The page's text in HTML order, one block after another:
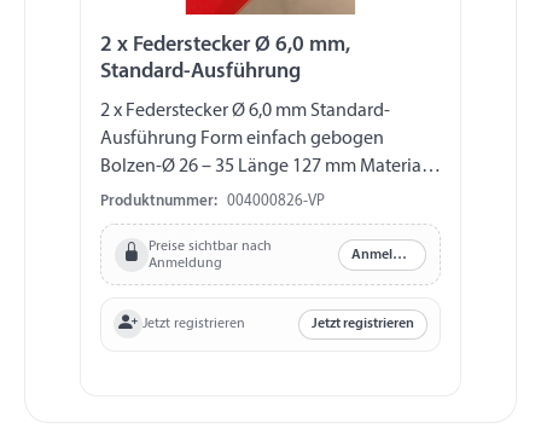
2 x Federstecker Ø 6,0 mm,
Standard-Ausführung
2 x Federstecker Ø 6,0 mm Standard-
Ausführung Form einfach gebogen
Bolzen-Ø 26 – 35 Länge 127 mm Material
Federstahldraht (DIN 2076 A), verzinkt
verpackt auf Skinkarton
Produktnummer: 004000826-VP
Preise sichtbar nach
Anmeldung
Anmelden
Jetzt registrieren Jetzt registrieren